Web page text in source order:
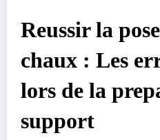
Reussir la
chaux : Les
lors de la
support